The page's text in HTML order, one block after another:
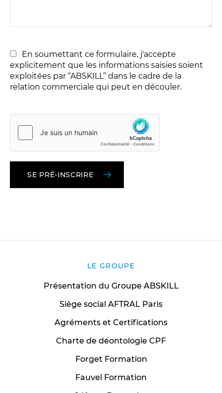
En soumettant ce formulaire, j'accepte
explicitement que les informations saisies soient
exploitées par “ABSKILL” dans le cadre de la
relation commerciale qui peut en découler.
leave
this
field
empty.
SE PRÉ-INSCRIRE
LE GROUPE
Présentation du Groupe ABSKILL
Siège social AFTRAL Paris
Agréments et Certifications
Charte de déontologie CPF
Forget Formation
Fauvel Formation